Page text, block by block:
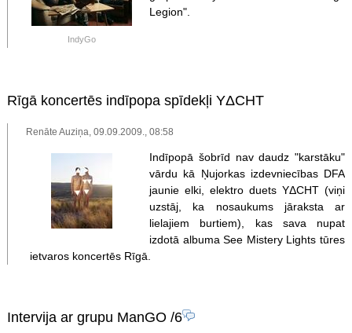
IndyGo
Legion".
Rīgā koncertēs indīpopa spīdekļi YΔCHT
Renāte Auziņa, 09.09.2009., 08:58
Indīpopā šobrīd nav daudz "karstāku"
vārdu kā Ņujorkas izdevniecības DFA
jaunie elki, elektro duets YΔCHT (viņi
uzstāj, ka nosaukums jāraksta ar
lielajiem burtiem), kas sava nupat
izdotā albuma See Mistery Lights tūres
ietvaros koncertēs Rīgā.
Intervija ar grupu ManGO /6